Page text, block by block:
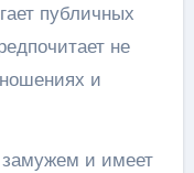
публичных
не
и
замужем и имеет